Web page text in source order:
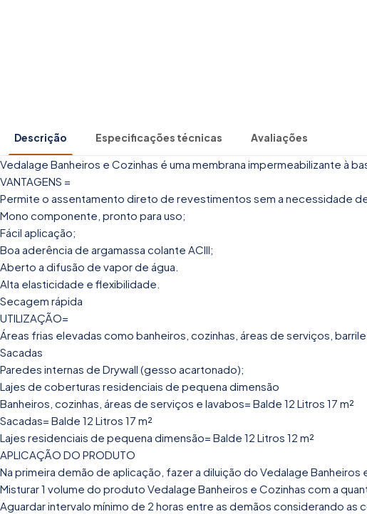
Descrição Especificações técnicas Avaliações
Vedalage Banheiros e Cozinhas é uma membrana impermeabilizante à
VANTAGENS =
Permite o assentamento direto de revestimentos sem a necessidade
Mono componente, pronto para uso;
Fácil aplicação;
Boa aderência de argamassa colante ACIII;
Aberto a difusão de vapor de água.
Alta elasticidade e flexibilidade.
Secagem rápida
UTILIZAÇÃO=
Áreas frias elevadas como banheiros, cozinhas, áreas de serviços,
Sacadas
Paredes internas de Drywall (gesso acartonado);
Lajes de coberturas residenciais de pequena dimensão
Banheiros, cozinhas, áreas de serviços e lavabos= Balde 12 Litros 17 m²
Sacadas= Balde 12 Litros 17 m²
Lajes residenciais de pequena dimensão= Balde 12 Litros 12 m²
APLICAÇÃO DO PRODUTO
Na primeira demão de aplicação, fazer a diluição do Vedalage
Misturar 1 volume do produto Vedalage Banheiros e Cozinhas com a
Aguardar intervalo mínimo de 2 horas entre as demãos considerando